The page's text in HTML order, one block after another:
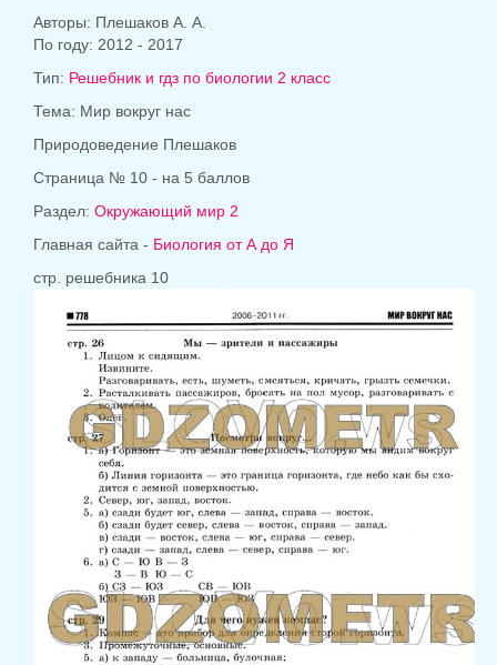
Авторы: Плешаков А. А.
По году: 2012 - 2017
Тип: Решебник и гдз по биологии 2 класс
Тема: Мир вокруг нас
Природоведение Плешаков
Страница № 10 - на 5 баллов
Раздел: Окружающий мир 2
Главная сайта - Биология от А до Я
стр. решебника 10